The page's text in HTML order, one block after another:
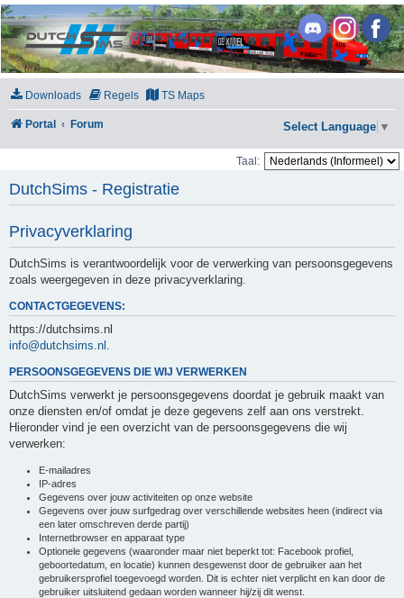
DutchSims
Downloads Regels TS Maps
Portal Forum Select Language ▼
Taal:
DutchSims - Registratie
Privacyverklaring
DutchSims is verantwoordelijk voor de verwerking van persoonsgegevens
zoals weergegeven in deze privacyverklaring.
CONTACTGEGEVENS:
https://dutchsims.nl
info@dutchsims.nl
PERSOONSGEGEVENS DIE WIJ VERWERKEN
DutchSims verwerkt je persoonsgegevens doordat je gebruik maakt van
onze diensten en/of omdat je deze gegevens zelf aan ons verstrekt.
Hieronder vind je een overzicht van de persoonsgegevens die wij
verwerken:
E-mailadres
IP-adres
Gegevens over jouw activiteiten op onze website
Gegevens over jouw surfgedrag over verschillende websites heen (indirect via
een later omschreven derde partij)
Internetbrowser en apparaat type
Optionele gegevens (waaronder maar niet beperkt tot: Facebook profiel,
geboortedatum, en locatie) kunnen desgewenst door de gebruiker aan het
gebruikersprofiel toegevoegd worden. Dit is echter niet verplicht en kan door de
gebruiker uitsluitend gedaan worden wanneer hij/zij dit wenst.